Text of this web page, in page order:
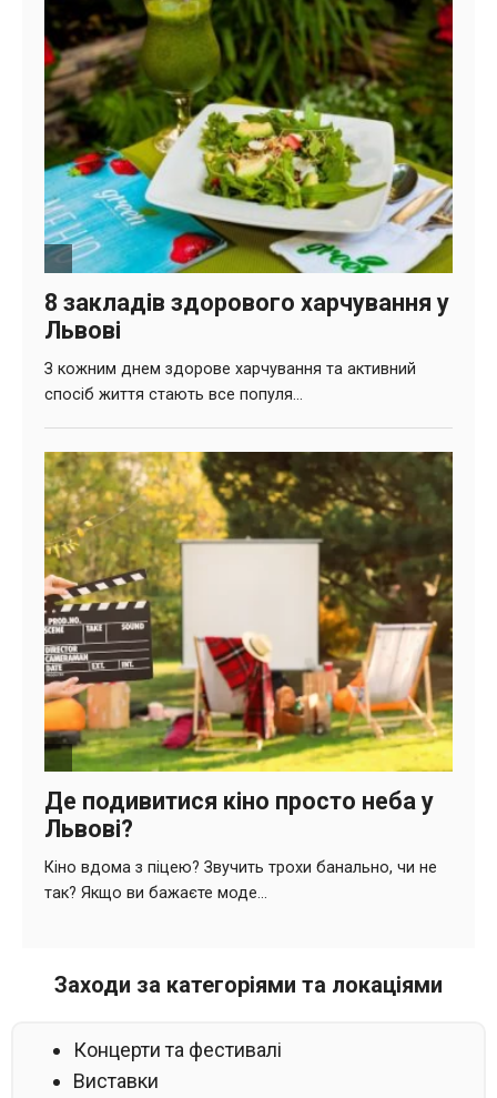
Заходи за категоріями та локаціями
Концерти та фестивалі
Виставки